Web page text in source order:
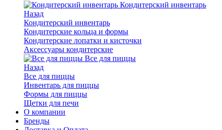
Кондитерский инвентарь
Назад
Кондитерский инвентарь
Кондитерские кольца и формы
Кондитерские лопатки и кисточки
Аксессуары кондитерские
Все для пиццы
Назад
Все для пиццы
Инвентарь для пиццы
Формы для пиццы
Щетки для печи
О компании
Бренды